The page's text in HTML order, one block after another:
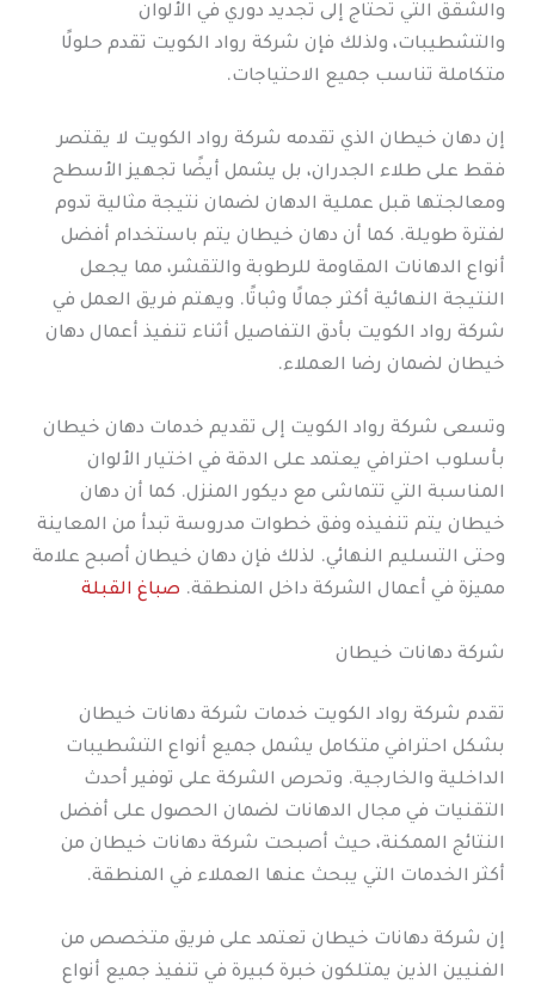
والشقق التي تحتاج إلى تجديد دوري في الألوان
والتشطيبات، ولذلك فإن شركة رواد الكويت تقدم حلولًا
متكاملة تناسب جميع الاحتياجات.
إن دهان خيطان الذي تقدمه شركة رواد الكويت لا يقتصر
فقط على طلاء الجدران، بل يشمل أيضًا تجهيز الأسطح
ومعالجتها قبل عملية الدهان لضمان نتيجة مثالية تدوم
لفترة طويلة. كما أن دهان خيطان يتم باستخدام أفضل
أنواع الدهانات المقاومة للرطوبة والتقشر، مما يجعل
النتيجة النهائية أكثر جمالًا وثباتًا. ويهتم فريق العمل في
شركة رواد الكويت بأدق التفاصيل أثناء تنفيذ أعمال دهان
خيطان لضمان رضا العملاء.
وتسعى شركة رواد الكويت إلى تقديم خدمات دهان خيطان
بأسلوب احترافي يعتمد على الدقة في اختيار الألوان
المناسبة التي تتماشى مع ديكور المنزل. كما أن دهان
خيطان يتم تنفيذه وفق خطوات مدروسة تبدأ من المعاينة
وحتى التسليم النهائي. لذلك فإن دهان خيطان أصبح علامة
مميزة في أعمال الشركة داخل المنطقة. صباغ القبلة
شركة دهانات خيطان
تقدم شركة رواد الكويت خدمات شركة دهانات خيطان
بشكل احترافي متكامل يشمل جميع أنواع التشطيبات
الداخلية والخارجية. وتحرص الشركة على توفير أحدث
التقنيات في مجال الدهانات لضمان الحصول على أفضل
النتائج الممكنة، حيث أصبحت شركة دهانات خيطان من
أكثر الخدمات التي يبحث عنها العملاء في المنطقة.
إن شركة دهانات خيطان تعتمد على فريق متخصص من
الفنيين الذين يمتلكون خبرة كبيرة في تنفيذ جميع أنواع